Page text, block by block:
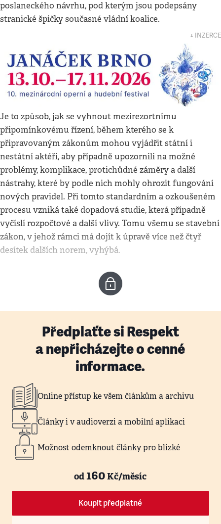
poslaneckého návrhu, pod kterým jsou podepsány
stranické špičky současné vládní koalice.
↓ INZERCE
Je to způsob, jak se vyhnout mezirezortnímu
připomínkovému řízení, během kterého se k
připravovaným zákonům mohou vyjádřit státní i
nestátní aktéři, aby případně upozornili na možné
problémy, komplikace, protichůdné záměry a další
nástrahy, které by podle nich mohly ohrozit fungování
nových pravidel. Při tomto standardním a ozkoušeném
procesu vzniká také dopadová studie, která případně
vyčíslí rozpočtové a další vlivy. Tomu všemu se stavební
zákon, v jehož rámci má dojít k úpravě více než čtyř
desítek dalších norem, vyhýbá.
Předplaťte si Respekt
a nepřicházejte o cenné
informace.
Online přístup ke všem článkům a archivu
Články i v audioverzi a mobilní aplikaci
Možnost odemknout články pro blízké
od160Kč/měsíc
Koupit předplatné